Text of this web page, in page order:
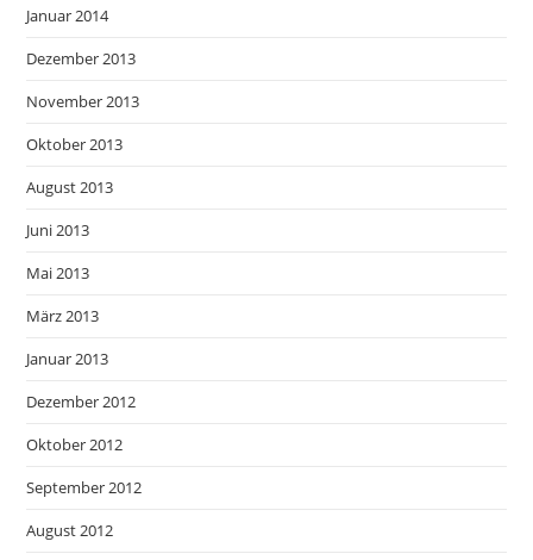
Januar 2014
Dezember 2013
November 2013
Oktober 2013
August 2013
Juni 2013
Mai 2013
März 2013
Januar 2013
Dezember 2012
Oktober 2012
September 2012
August 2012